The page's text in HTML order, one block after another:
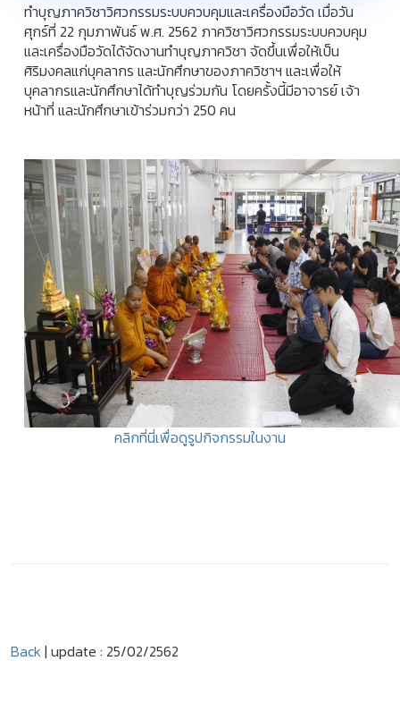
ทำบุญภาควิชาวิศวกรรมระบบควบคุมและเครื่องมือวัด เมื่อวัน
ศุกร์ที่ 22 กุมภาพันธ์ พ.ศ. 2562 ภาควิชาวิศวกรรมระบบควบคุม
และเครื่องมือวัดได้จัดงานทำบุญภาควิชา จัดขึ้นเพื่อให้เป็น
ศิริมงคลแก่บุคลากร และนักศึกษาของภาควิชาฯ และเพื่อให้
บุคลากรและนักศึกษาได้ทำบุญร่วมกัน โดยครั้งนี้มีอาจารย์ เจ้า
หน้าที่ และนักศึกษาเข้าร่วมกว่า 250 คน
คลิกที่นี่เพื่อดูรูปกิจกรรมในงาน
Back | update : 25/02/2562